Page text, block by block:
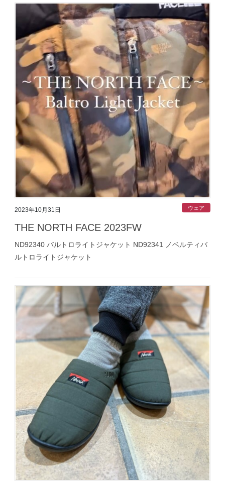
2023年10月31日 ウェア
THE NORTH FACE 2023FW
ND92340 バルトロライトジャケット ND92341 ノベルティバ
ルトロライトジャケット